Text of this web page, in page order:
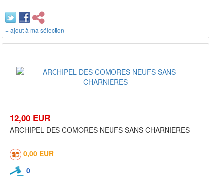
+ ajout à ma sélection
12,00 EUR
ARCHIPEL DES COMORES NEUFS SANS CHARNIERES
0,00 EUR
0